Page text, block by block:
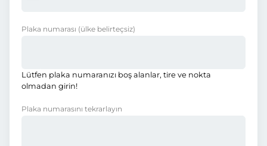
Plaka numarası (ülke belirteçsiz)
Lütfen plaka numaranızı boş alanlar, tire ve nokta
olmadan girin!
Plaka numarasını tekrarlayın